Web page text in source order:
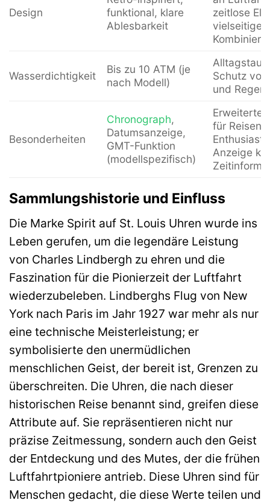
Design
funktional, klare
Ablesbarkeit
zeitlose
vielseitige
Wasserdichtigkeit
Bis zu 10 ATM (je
nach Modell)
Schutz vor
und Regen
Besonderheiten
Chronograph,
Datumsanzeige,
GMT-Funktion
(modellspezifisch)
Erweiterte
für
Anzeige
Sammlungshistorie und Einfluss
Die Marke Spirit auf St. Louis Uhren wurde ins
Leben gerufen, um die legendäre Leistung
von Charles Lindbergh zu ehren und die
Faszination für die Pionierzeit der Luftfahrt
wiederzubeleben. Lindberghs Flug von New
York nach Paris im Jahr 1927 war mehr als nur
eine technische Meisterleistung; er
symbolisierte den unermüdlichen
menschlichen Geist, der bereit ist, Grenzen zu
überschreiten. Die Uhren, die nach dieser
historischen Reise benannt sind, greifen diese
Attribute auf. Sie repräsentieren nicht nur
präzise Zeitmessung, sondern auch den Geist
der Entdeckung und des Mutes, der die frühen
Luftfahrtpioniere antrieb. Diese Uhren sind für
Menschen gedacht, die diese Werte teilen und